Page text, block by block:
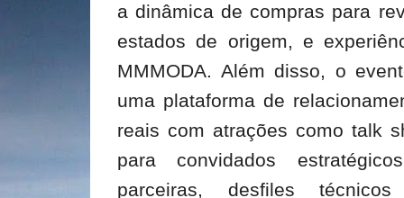
a dinâmica de compras para
estados de origem, e
MMMODA. Além disso, o
uma plataforma de
reais com atrações como talk
para convidados
parceiras, desfiles